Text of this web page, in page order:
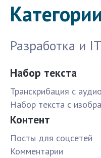
Разработка и IT
Набор текста
Транскрибация с
Набор текста с
Контент
Посты для соцсетей
Комментарии